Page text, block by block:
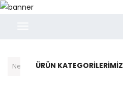
ÜRÜN KATEGORILERIMIZ